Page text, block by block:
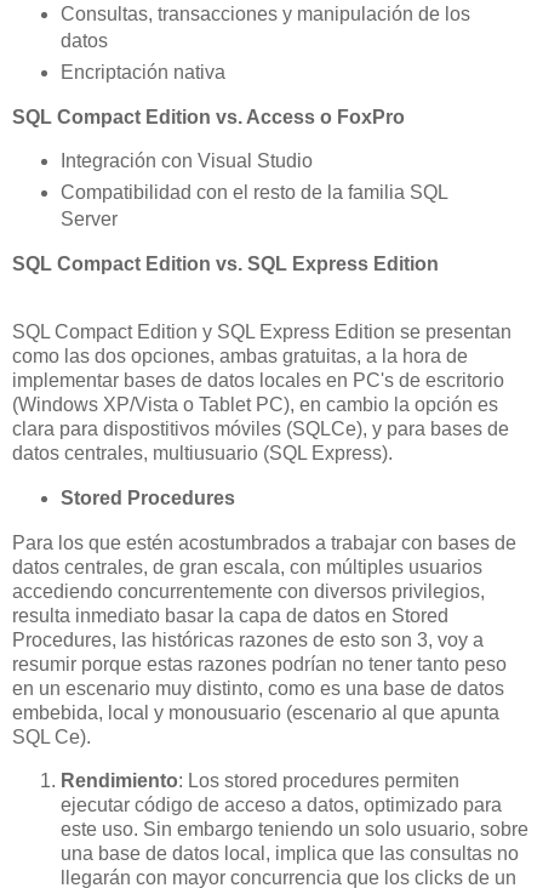
Consultas, transacciones y manipulación de los
datos
Encriptación nativa
SQL Compact Edition vs. Access o FoxPro
Integración con Visual Studio
Compatibilidad con el resto de la familia SQL
Server
SQL Compact Edition vs. SQL Express Edition
SQL Compact Edition y SQL Express Edition se presentan
como las dos opciones, ambas gratuitas, a la hora de
implementar bases de datos locales en PC's de escritorio
(Windows XP/Vista o Tablet PC), en cambio la opción es
clara para dispostitivos móviles (SQLCe), y para bases de
datos centrales, multiusuario (SQL Express).
Stored Procedures
Para los que estén acostumbrados a trabajar con bases de
datos centrales, de gran escala, con múltiples usuarios
accediendo concurrentemente con diversos privilegios,
resulta inmediato basar la capa de datos en Stored
Procedures, las históricas razones de esto son 3, voy a
resumir porque estas razones podrían no tener tanto peso
en un escenario muy distinto, como es una base de datos
embebida, local y monousuario (escenario al que apunta
SQL Ce).
Rendimiento: Los stored procedures permiten
ejecutar código de acceso a datos, optimizado para
este uso. Sin embargo teniendo un solo usuario, sobre
una base de datos local, implica que las consultas no
llegarán con mayor concurrencia que los clicks de un